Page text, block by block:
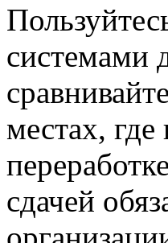
системами
местах,
сдачей